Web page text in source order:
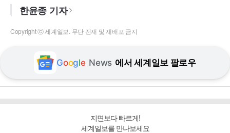
한윤종 기자
Copyright ⓒ 세계일보. 무단 전재 및 재배포 금지
Google News 에서 세계일보 팔로우
지면보다 빠르게!
세계일보를 만나보세요